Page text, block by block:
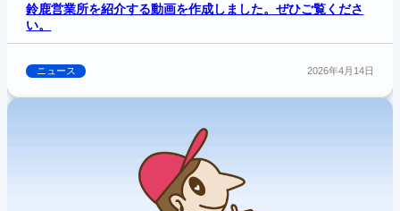
鈴鹿営業所を紹介する動画を作成しました。ぜひご覧くださ
い。
ニュース 2026年4月14日